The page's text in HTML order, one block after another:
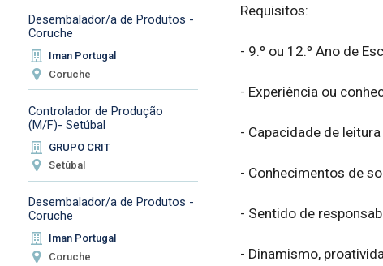
Desembalador/a de Produtos -
Coruche
Iman Portugal
Coruche
Controlador de Produção
(M/F)- Setúbal
GRUPO CRIT
Setúbal
Desembalador/a de Produtos -
Coruche
Iman Portugal
Coruche
Requisitos:
- 9.º ou 12.º Ano de
- Experiência ou
- Capacidade de
- Conhecimentos de
- Sentido de
- Dinamismo,